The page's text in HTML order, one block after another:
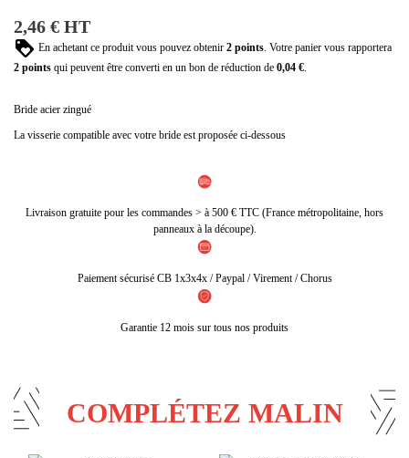
2,46 € HT
En achetant ce produit vous pouvez obtenir 2 points. Votre panier vous rapportera
2 points qui peuvent être converti en un bon de réduction de 0,04 €.
Bride acier zingué
La visserie compatible avec votre bride est proposée ci-dessous
Livraison gratuite pour les commandes > à 500 € TTC (France métropolitaine, hors
panneaux à la découpe).
Paiement sécurisé CB 1x3x4x / Paypal / Virement / Chorus
Garantie 12 mois sur tous nos produits
COMPLÉTEZ MALIN